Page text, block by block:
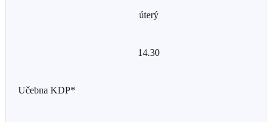
úterý
14.30
Učebna KDP*